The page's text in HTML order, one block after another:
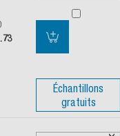
Échantillons
gratuits